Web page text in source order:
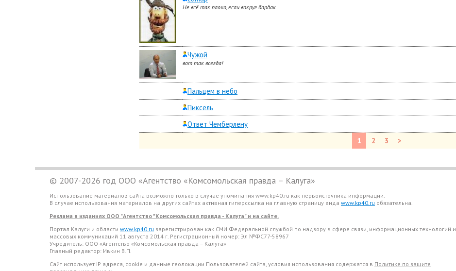
Не всё так плохо, если вокруг бардак
Чужой
вот так всегда!
Пальцем в небо
Пиксель
Ответ Чемберлену
1
2 3 >
© 2007-2026 год ООО «Агентство «Комсомольская правда – Калуга»
Использование материалов сайта возможно только в случае упоминания www.kp40.ru как первоисточника информации.
В случае использования материалов на других сайтах активная гиперссылка на главную страницу вида www.kp40.ru обязательна.
Реклама в изданиях ООО "Агентство "Комсомольская правда - Калуга" и на сайте.
Портал Калуги и области www.kp40.ru зарегистрирован как СМИ Федеральной службой по надзору в сфере связи, информационных технологий и
массовых коммуникаций 11 августа 2014 г. Регистрационный номер: Эл №ФС77-58967
Учредитель: ООО «Агентство «Комсомольская правда – Калуга»
Главный редактор: Ивкин В.П.
Сайт использует IP адреса, cookie и данные геолокации Пользователей сайта, условия использования содержатся в Политике по защите